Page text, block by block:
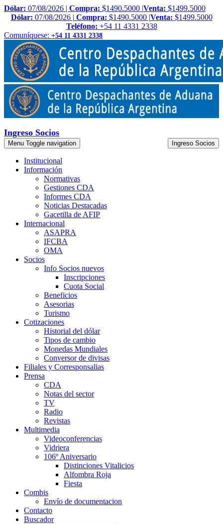
Dólar: 07/08/2026 | Compra: $1490.5000 |Venta: $1499.5000
Dólar: 07/08/2026 | Compra: $1490.5000 |Venta: $1499.5000
Teléfono: +54 11 4331 2338
Comuníquese: +54 11 4331 2338
Ingreso Socios
Menu Toggle navigation Ingreso Socios
Institucional
Información
Normativas
Gestiones CDA
Informes CDA
Noticias Destacadas
Gacetilla de AFIP
Internacional
ASAPRA
IFCBA
OMA
Socios
Info Socios nuevos
Inscripciones
Cuota Social
Beneficios
Asesorias
Turismo
Cotizaciones
Historial del dólar
Tipos de cambio
Monedas Mundiales
Conversor de divisas
Filiales y Corresponsalias
Prensa
CDA
Notas del sector
TV
Radio
Revistas
Multimedia
Videoconferencias
Vidriera
106º Aniversario
Distinciones Vitalicios
Alfombra Roja
Fiesta
Combis
Envío de documentacion
Contacto
Buscador